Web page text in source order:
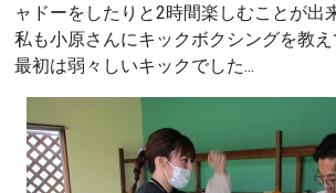
ャドーをしたりと2時間楽しむことが出
私も小原さんにキックボクシングを教え
最初は弱々しいキックでした...